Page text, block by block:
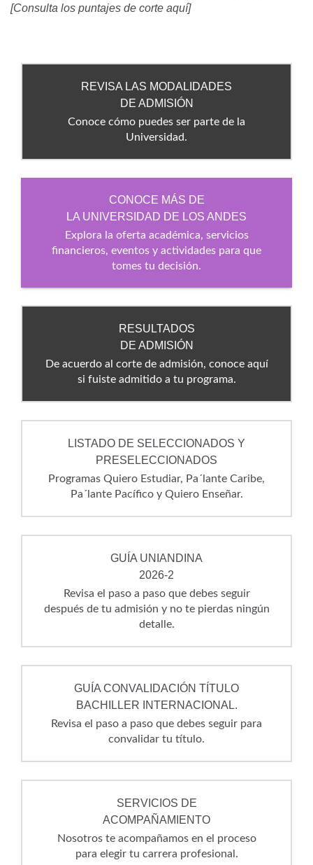
[Consulta los puntajes de corte aquí]
REVISA LAS MODALIDADES
DE ADMISIÓN
Conoce cómo puedes ser parte de la
Universidad.
CONOCE MÁS DE
LA UNIVERSIDAD DE LOS ANDES
Explora la oferta académica, servicios
financieros, eventos y actividades para que
tomes tu decisión.
RESULTADOS
DE ADMISIÓN
De acuerdo al corte de admisión, conoce aquí
si fuiste admitido a tu programa.
LISTADO DE SELECCIONADOS Y
PRESELECCIONADOS
Programas Quiero Estudiar, Pa´lante Caribe,
Pa´lante Pacífico y Quiero Enseñar.
GUÍA UNIANDINA
2026-2
Revisa el paso a paso que debes seguir
después de tu admisión y no te pierdas ningún
detalle.
GUÍA CONVALIDACIÓN TÍTULO
BACHILLER INTERNACIONAL.
Revisa el paso a paso que debes seguir para
convalidar tu título.
SERVICIOS DE
ACOMPAÑAMIENTO
Nosotros te acompañamos en el proceso
para elegir tu carrera profesional.